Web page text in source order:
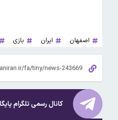
اصفهان ایران بازی
کانال رسمی تلگرام